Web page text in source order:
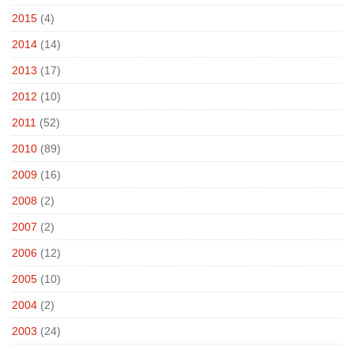
2015 (4)
2014 (14)
2013 (17)
2012 (10)
2011 (52)
2010 (89)
2009 (16)
2008 (2)
2007 (2)
2006 (12)
2005 (10)
2004 (2)
2003 (24)